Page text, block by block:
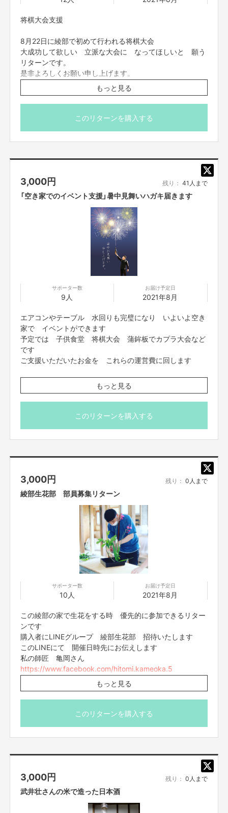
・株式会社ヴィーコ
https://yamahiro-inc.jp/
サンワカンパニー
https://www.sanwacompany.co.jp/shop/app/contents/showroom_detail/o
saka/
沖野電工
https://www.okino-denko.com/company
http://threes-3s.co.jp/
https://west-lock.co.jp/
株式会社ブルーストーク
https://bluestork.jp/
https://www.marimo-design.jp
https://home.marimo-design.jp
https://www.codomo-e.co.jp/index.php
https://rabbitbakery.theshop.jp
【販売責任者】
吉本興業株式会社
大阪市中央区難波千日前11番6号
お問い合わせは下記のURLのメッセージからご連絡ください。
https://cf.fany.lol/users/message/view/87583
【返品期限】
不良品、発送品間違いの場合は無料で交換させていただきます。到着日から
7日以内に上記問い合わせ先へご連絡ください。それ以上経過しますと返品
をお受け出来ない場合がございます。※サポーターのご都合によるキャンセ
ル・返品・交換はお受けできません。
不良品、発送商品間違いの場合、着払いにて対応いたします。
将棋大会支援
8月22日に綾部で初めて行われる将棋大会
大成功して欲しい 立派な大会に なってほしいと 願う
リターンです。
是非よろしくお願い申し上げます。
※購入者には 大会の様子 感想を書いた
お礼メール送らせてもらいます。
※コロナ対策は、支援者の皆様でバッチリお願いいたしま
もっと見る
このリターンを購入する
3,000円 残り： 41人まで
「空き家でのイベント支援」暑中見舞いハガキ届きます
サポーター数
9人
お届け予定日
2021年8月
エアコンやテーブル 水回りも完璧になり いよいよ空き
家で イベントができます
予定では 子供食堂 将棋大会 蒲鉾板でカプラ大会など
です
ご支援いただいたお金を これらの運営費に回します
※またご支援していただいた方 全員に 写真の暑中見舞
いお送りさせてもらいます
もっと見る
このリターンを購入する
3,000円 残り： 0人まで
綾部生花部 部員募集リターン
サポーター数
10人
お届け予定日
2021年8月
この綾部の家で生花をする時 優先的に参加できるリター
ンです
購入者にLINEグループ 綾部生花部 招待いたします
このLINEにて 開催日時先にお伝えします
私の師匠 亀岡さん
https://www.facebook.com/hitomi.kameoka.5
が必ずいてますので 生花優しく教えてもらえます
一緒に生花しましょう
※生花の花代等 参加費別途
もっと見る
このリターンを購入する
3,000円 残り： 0人まで
武井壮さんの米で造った日本酒